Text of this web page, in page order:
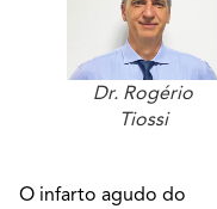
Dr. Rogério
Tiossi
O infarto agudo do